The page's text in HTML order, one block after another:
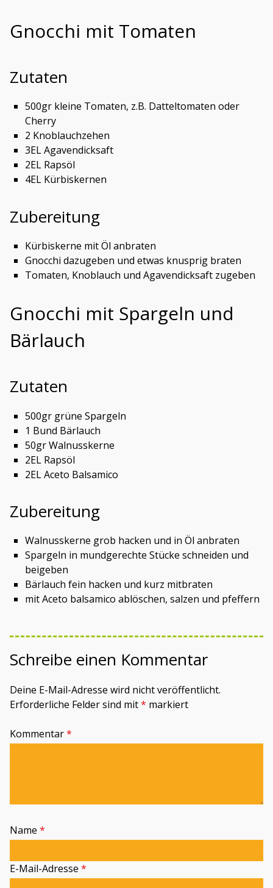
Gnocchi mit Tomaten
Zutaten
500gr kleine Tomaten, z.B. Datteltomaten oder
Cherry
2 Knoblauchzehen
3EL Agavendicksaft
2EL Rapsöl
4EL Kürbiskernen
Zubereitung
Kürbiskerne mit Öl anbraten
Gnocchi dazugeben und etwas knusprig braten
Tomaten, Knoblauch und Agavendicksaft zugeben
Gnocchi mit Spargeln und
Bärlauch
Zutaten
500gr grüne Spargeln
1 Bund Bärlauch
50gr Walnusskerne
2EL Rapsöl
2EL Aceto Balsamico
Zubereitung
Walnusskerne grob hacken und in Öl anbraten
Spargeln in mundgerechte Stücke schneiden und
beigeben
Bärlauch fein hacken und kurz mitbraten
mit Aceto balsamico ablöschen, salzen und pfeffern
Schreibe einen Kommentar
Deine E-Mail-Adresse wird nicht veröffentlicht.
Erforderliche Felder sind mit* markiert
Kommentar*
Name *
E-Mail-Adresse *